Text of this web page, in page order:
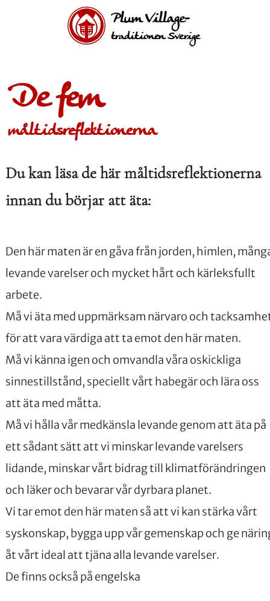
Plum Village-
traditionen Sverige
De fem
måltidsreflektionerna
Du kan läsa de här måltidsreflektionerna
innan du börjar att äta:
Den här maten är en gåva från jorden, himlen,
levande varelser och mycket hårt och kärleksfullt
arbete.
Må vi äta med uppmärksam närvaro och
för att vara värdiga att ta emot den här maten.
Må vi känna igen och omvandla våra oskickliga
sinnestillstånd, speciellt vårt habegär och lära oss
att äta med måtta.
Må vi hålla vår medkänsla levande genom att äta på
ett sådant sätt att vi minskar levande varelsers
lidande, minskar vårt bidrag till klimatförändringen
och läker och bevarar vår dyrbara planet.
Vi tar emot den här maten så att vi kan stärka vårt
syskonskap, bygga upp vår gemenskap och ge
åt vårt ideal att tjäna alla levande varelser.
De finns också på engelska